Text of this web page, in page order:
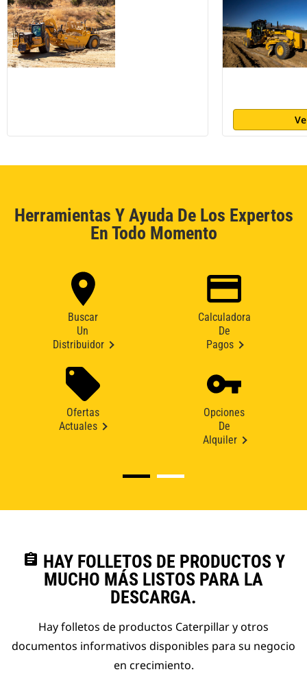
Herramientas Y Ayuda De Los Expertos
En Todo Momento
Buscar
Un
Distribuidor
Calculadora
De
Pagos
Ofertas
Actuales
Opciones
De
Alquiler
assignment HAY FOLLETOS DE PRODUCTOS Y
MUCHO MÁS LISTOS PARA LA
DESCARGA.
Hay folletos de productos Caterpillar y otros
documentos informativos disponibles para su negocio
en crecimiento.